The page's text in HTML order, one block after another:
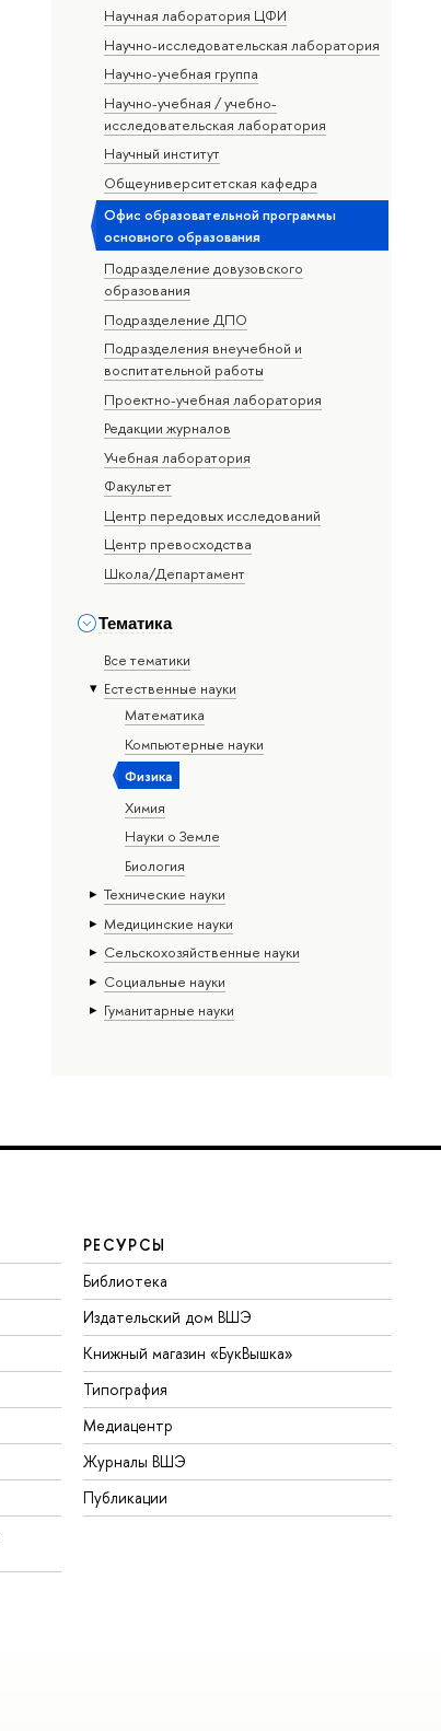
Научная лаборатория ЦФИ
Научно-исследовательская лаборатория
Научно-учебная группа
Научно-учебная / учебно-
исследовательская лаборатория
Научный институт
Общеуниверситетская кафедра
Офис образовательной программы
основного образования
Подразделение довузовского
образования
Подразделение ДПО
Подразделения внеучебной и
воспитательной работы
Проектно-учебная лаборатория
Редакции журналов
Учебная лаборатория
Факультет
Центр передовых исследований
Центр превосходства
Школа/Департамент
Тематика
Все тематики
Естественные науки
Математика
Компьютерные науки
Физика
Химия
Науки о Земле
Биология
Тех­ничес­кие науки
Медицинские науки
Сельскохозяйственные науки
Социальные науки
Гуманитарные науки
РЕСУРСЫ
Библиотека
Издательский дом ВШЭ
Книжный магазин «БукВышка»
Типография
Медиацентр
Журналы ВШЭ
Публикации